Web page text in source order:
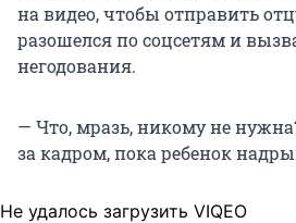
на видео, чтобы отправить
разошелся по соцсетям и
негодования.
— Что, мразь, никому не
за кадром, пока ребенок
Не удалось загрузить VIQEO